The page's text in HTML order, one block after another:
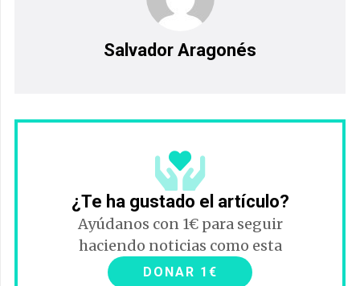
Salvador Aragonés
¿Te ha gustado el artículo?
Ayúdanos con 1€ para seguir
haciendo noticias como esta
DONAR 1€